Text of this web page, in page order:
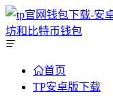
首页
TP安卓版下载